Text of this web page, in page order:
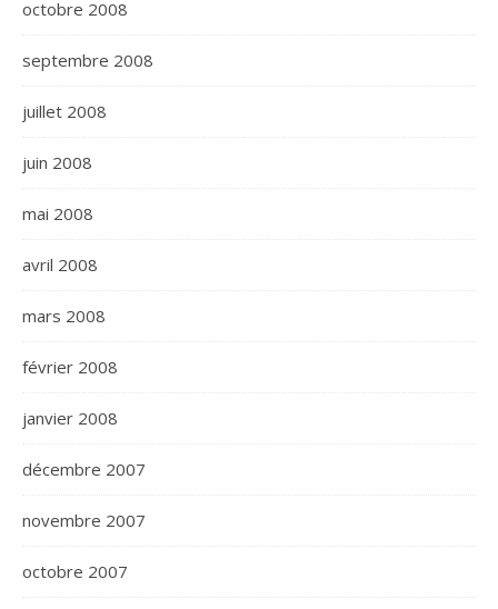
octobre 2008
septembre 2008
juillet 2008
juin 2008
mai 2008
avril 2008
mars 2008
février 2008
janvier 2008
décembre 2007
novembre 2007
octobre 2007